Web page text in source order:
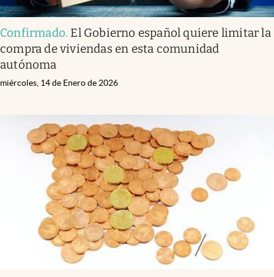
Confirmado. El Gobierno español quiere limitar la
compra de viviendas en esta comunidad
autónoma
miércoles, 14 de Enero de 2026